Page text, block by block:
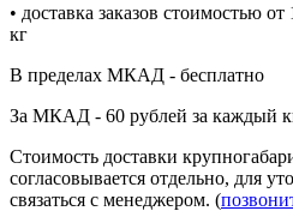
• доставка заказов стоимостью
кг
В пределах МКАД - бесплатно
За МКАД - 60 рублей за каждый
Стоимость доставки
согласовывается отдельно, для
связаться с менеджером. (